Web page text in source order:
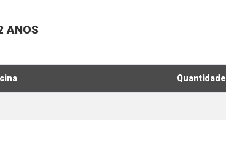
ANOS
Quantidade